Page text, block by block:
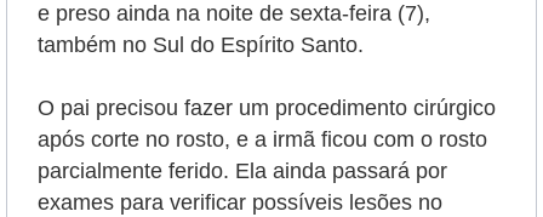
e preso ainda na noite de sexta-feira (7),
também no Sul do Espírito Santo.
O pai precisou fazer um procedimento cirúrgico
após corte no rosto, e a irmã ficou com o rosto
parcialmente ferido. Ela ainda passará por
exames para verificar possíveis lesões no